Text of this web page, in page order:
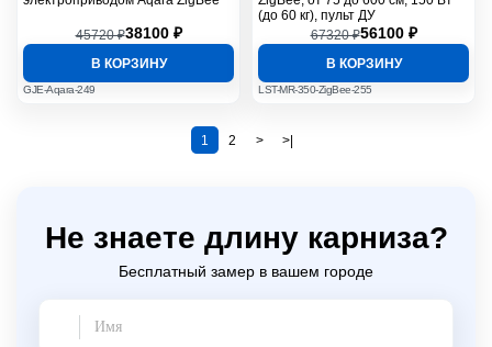
45720 ₽38100 ₽
В КОРЗИНУ
GJE-Aqara-249
(до 60 кг), пульт ДУ
67320 ₽56100 ₽
В КОРЗИНУ
LST-MR-350-ZigBee-255
1 2 > >|
Не знаете длину карниза?
Бесплатный замер в вашем городе